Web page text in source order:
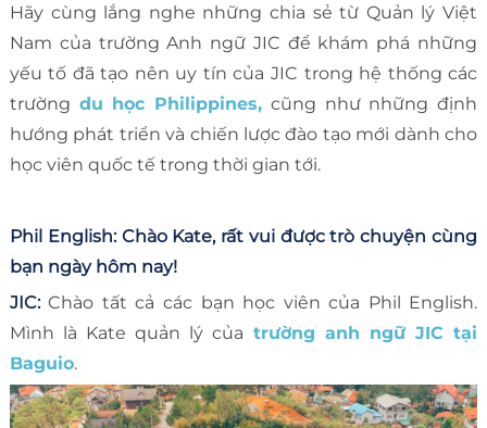
Hãy cùng lắng nghe những chia sẻ từ Quản lý Việt
Nam của trường Anh ngữ JIC để khám phá những
yếu tố đã tạo nên uy tín của JIC trong hệ thống các
trường du học Philippines, cũng như những định
hướng phát triển và chiến lược đào tạo mới dành cho
học viên quốc tế trong thời gian tới.
Phil English: Chào Kate, rất vui được trò chuyện cùng
bạn ngày hôm nay!
JIC:Chào tất cả các bạn học viên của Phil English.
Mình là Kate quản lý của trường anh ngữ JIC tại
Baguio.